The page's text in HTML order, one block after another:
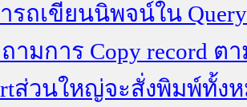
รถเขียนนิพจน์ใน
ามการ Copy record ต
ส่วนใหญ่จะสั่งพิมพ์ทั้ง